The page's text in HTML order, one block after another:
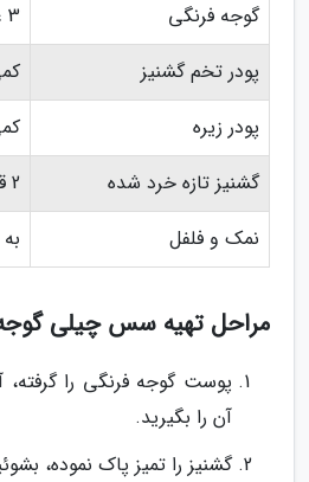
گوجه فرنگی
3 عدد
پودر تخم گشنیز
پودر زیره
گشنیز تازه خرد شده
2 قاشق چایخوری
نمک و فلفل
مراحل تهیه سس چیلی
پوست گوجه فرنگی را گرفته،
آن را بگیرید.
گشنیز را تمیز پاک نموده،